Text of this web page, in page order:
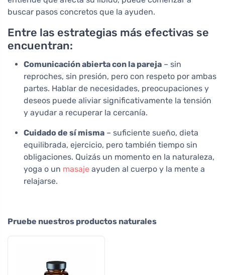
buscar pasos concretos que la ayuden.
Entre las estrategias más efectivas se
encuentran:
Comunicación abierta con la pareja – sin
reproches, sin presión, pero con respeto por ambas
partes. Hablar de necesidades, preocupaciones y
deseos puede aliviar significativamente la tensión
y ayudar a recuperar la cercanía.
Cuidado de sí misma – suficiente sueño, dieta
equilibrada, ejercicio, pero también tiempo sin
obligaciones. Quizás un momento en la naturaleza,
yoga o un masaje ayuden al cuerpo y la mente a
relajarse.
Pruebe nuestros productos naturales